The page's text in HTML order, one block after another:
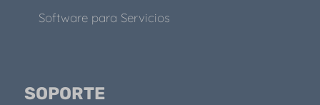
Software para Servicios
SOPORTE